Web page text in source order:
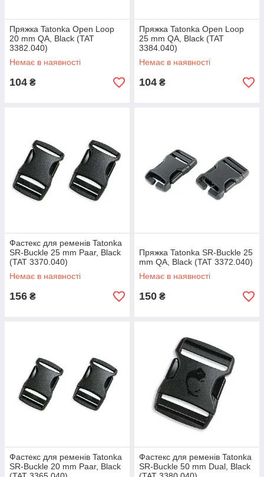
Пряжка Tatonka Open Loop
20 mm QA, Black (TAT
3382.040)
Немає в наявності
104 ₴
Пряжка Tatonka Open Loop
25 mm QA, Black (TAT
3384.040)
Немає в наявності
104 ₴
Фастекс для ременів Tatonka
SR-Buckle 25 mm Paar, Black
(TAT 3370.040)
Немає в наявності
156 ₴
Пряжка Tatonka SR-Buckle 25
mm QA, Black (TAT 3372.040)
Немає в наявності
150 ₴
Фастекс для ременів Tatonka
SR-Buckle 20 mm Paar, Black
Фастекс для ременів Tatonka
SR-Buckle 50 mm Dual, Black